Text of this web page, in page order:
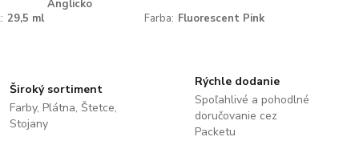
Anglicko
29,5 ml Farba: Fluorescent Pink
Široký sortiment
Farby, Plátna, Štetce,
Stojany
Rýchle dodanie
Spoľahlivé a pohodlné
doručovanie cez
Packetu